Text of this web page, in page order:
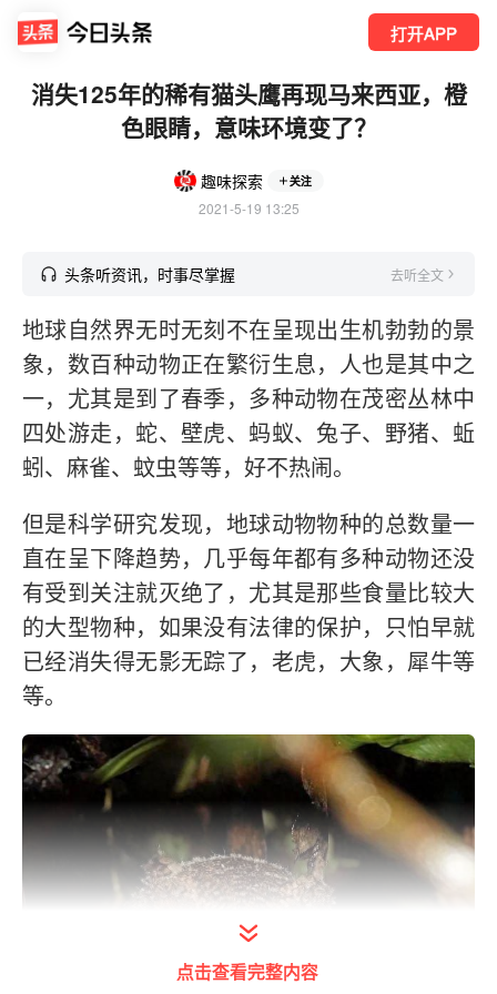
打开APP
消失125年的稀有猫头鹰再现马来西亚，橙
色眼睛，意味环境变了？
趣味探索 关注
2021-5-19 13:25
头条听资讯，时事尽掌握 去听全文
地球自然界无时无刻不在呈现出生机勃勃的景
象，数百种动物正在繁衍生息，人也是其中之
一，尤其是到了春季，多种动物在茂密丛林中
四处游走，蛇、壁虎、蚂蚁、兔子、野猪、蚯
蚓、麻雀、蚊虫等等，好不热闹。
但是科学研究发现，地球动物物种的总数量一
直在呈下降趋势，几乎每年都有多种动物还没
有受到关注就灭绝了，尤其是那些食量比较大
的大型物种，如果没有法律的保护，只怕早就
已经消失得无影无踪了，老虎，大象，犀牛等
等。
点击查看完整内容